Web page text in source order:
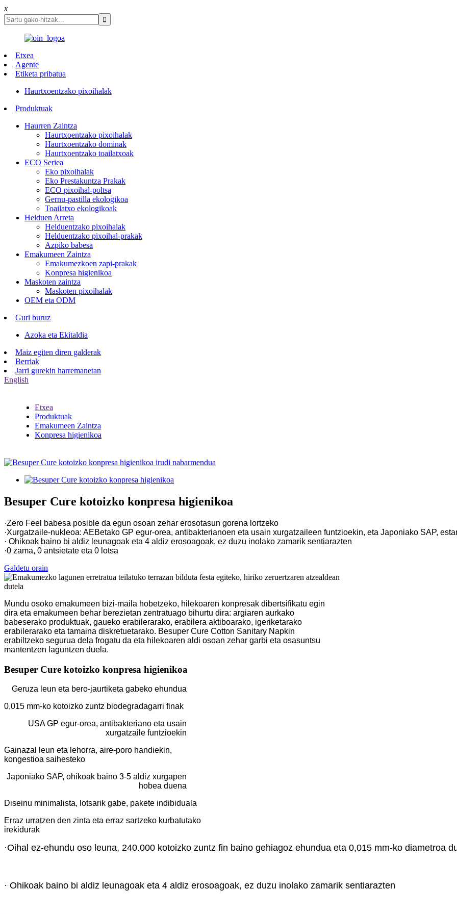
x
Etxea
Agente
Etiketa pribatua
Haurtxoentzako pixoihalak
Produktuak
Haurren Zaintza
Haurtxoentzako pixoihalak
Haurtxoentzako dominak
Haurtxoentzako toailatxoak
ECO Seriea
Eko pixoihalak
Eko Prestakuntza Prakak
ECO pixoihal-poltsa
Gernu-pastilla ekologikoa
Toailatxo ekologikoak
Helduen Arreta
Helduentzako pixoihalak
Helduentzako pixoihal-prakak
Azpiko babesa
Emakumeen Zaintza
Emakumezkoen zapi-prakak
Konpresa higienikoa
Maskoten zaintza
Maskoten pixoihalak
OEM eta ODM
Guri buruz
Azoka eta Ekitaldia
Maiz egiten diren galderak
Berriak
Jarri gurekin harremanetan
English
Etxea
Produktuak
Emakumeen Zaintza
Konpresa higienikoa
Besuper Cure kotoizko konpresa higienikoa
·Zero Feel babesa posible da egun osoan zehar erosotasun gorena lortzeko
·Xurgatzaile-nukleoa: AEBetako GP egur-orea, antibakterianoen eta usain xurgatzaileen funtzioekin, eta Japoniako SAP,
· Ohikoak baino bi aldiz leunagoak eta 4 aldiz erosoagoak, ez duzu inolako zamarik sentiarazten
·0 zama, 0 antsietate eta 0 lotsa
Galdetu orain
Mundu osoko emakumeen bizi-maila hobetzeko, hilekoaren konpresak dibertsifikatu egin
dira eta emakumeen behar berezietan zentratuago bihurtu dira: argiaren aurkako
babeserako produktuak, gaueko erabilerarako, erabilera aktiboarako, igeriketarako
erabilerarako eta tamaina diskretuetarako. Besuper Cure Cotton Sanitary Napkin
erabiltzeko segurua dela frogatu da eta hilekoaren aldi osoan zehar garbi eta osasuntsu
mantentzen laguntzen duela.
Besuper Cure kotoizko konpresa higienikoa
Geruza leun eta bero-jaurtiketa gabeko ehundua
0,015 mm-ko kotoizko zuntz biodegradagarri finak
USA GP egur-orea, antibakteriano eta usain
xurgatzaile funtzioekin
Gainazal leun eta lehorra, aire-poro handiekin,
kongestioa saihesteko
Japoniako SAP, ohikoak baino 3-5 aldiz xurgapen
hobea duena
Diseinu minimalista, lotsarik gabe, pakete indibiduala
Erraz urratzen den zinta eta erraz sartzeko kurbatutako
irekidurak
·Oihal ez-ehundu oso leuna, 240.000 kotoizko zuntz fin baino gehiagoz ehundua eta 0,015 mm-ko diametroa
· Ohikoak baino bi aldiz leunagoak eta 4 aldiz erosoagoak, ez duzu inolako zamarik sentiarazten